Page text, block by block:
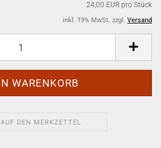
24,00 EUR pro Stück
inkl. 19% MwSt. zzgl. Versand
AUF DEN MERKZETTEL